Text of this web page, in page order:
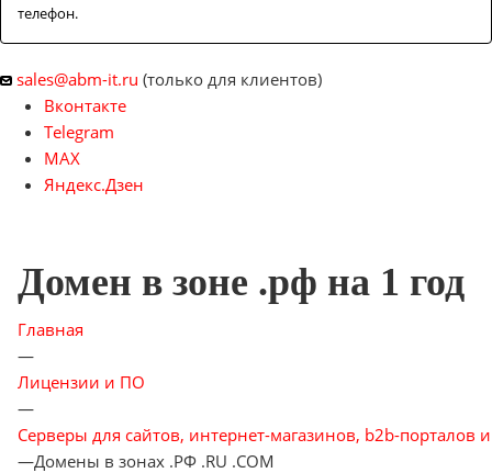
телефон.
sales@abm-it.ru (только для клиентов)
Вконтакте
Telegram
MAX
Яндекс.Дзен
Домен в зоне .рф на 1 год
Главная
—
Лицензии и ПО
—
Серверы для сайтов, интернет-магазинов, b2b-порталов
—Домены в зонах .РФ .RU .COM